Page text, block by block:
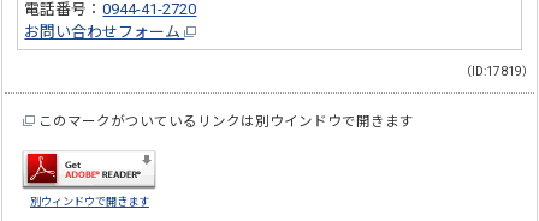
電話番号：0944-41-2720
お問い合わせフォーム
（ID:17819）
このマークがついているリンクは別ウインドウで開きます
別ウィンドウで開きます